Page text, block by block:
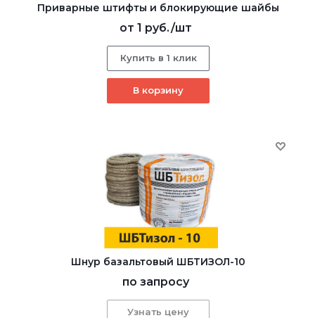
Приварные штифты и блокирующие шайбы
от 1 руб./шт
Купить в 1 клик
В корзину
Шнур базальтовый ШБТИЗОЛ-10
по запросу
Узнать цену